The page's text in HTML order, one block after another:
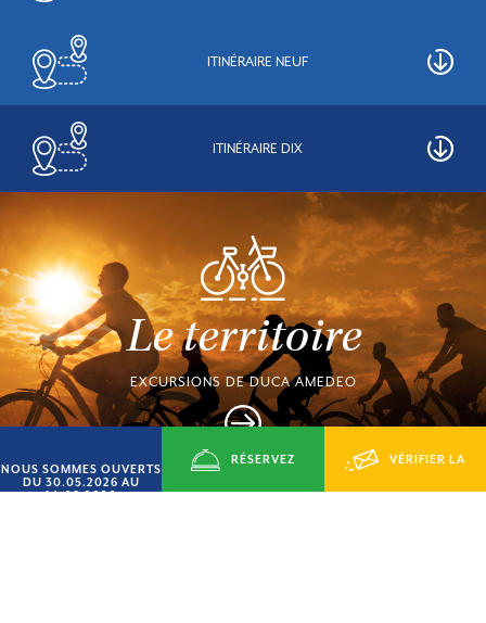
ITINÉRAIRE NEUF
ITINÉRAIRE DIX
Le territoire
EXCURSIONS DE DUCA AMEDEO
NOUS SOMMES OUVERTS
DU 30.05.2026 AU
14.09.2026
RÉSERVEZ VÉRIFIER LA